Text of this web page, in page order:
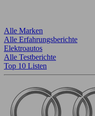
Alle Marken
Alle Erfahrungsberichte
Elektroautos
Alle Testberichte
Top 10 Listen